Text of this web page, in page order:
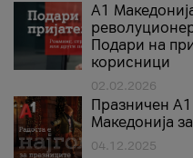
А1
Подари на
корисници
02.02.2026
Празничен
Македонија
04.12.2025